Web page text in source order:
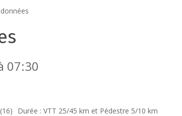
07:30
Durée : VTT 25/45 km et Pédestre 5/10 km